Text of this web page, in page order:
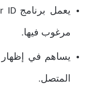
مرغوب فيها.
يساهم في إظهار
المتصل.